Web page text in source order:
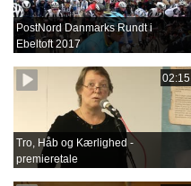
PostNord Danmarks Rundt i
Ebeltoft 2017
02:15
Tro, Håb og Kærlighed -
premieretale